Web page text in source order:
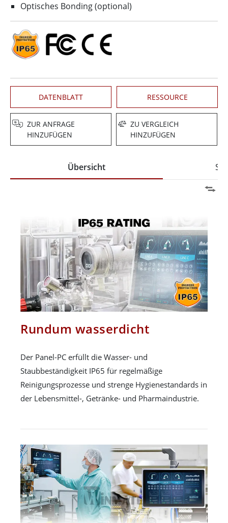
Optisches Bonding (optional)
DATENBLATT RESSOURCE
ZUR ANFRAGE
HINZUFÜGEN
ZU VERGLEICH
HINZUFÜGEN
Übersicht
Rundum wasserdicht
Der Panel-PC erfüllt die Wasser- und
Staubbeständigkeit IP65 für regelmäßige
Reinigungsprozesse und strenge Hygienestandards in
der Lebensmittel-, Getränke- und Pharmaindustrie.